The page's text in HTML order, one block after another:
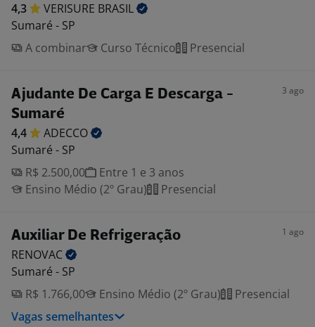
4,3 VERISURE BRASIL
Sumaré - SP
A combinar
Curso Técnico Presencial
Ajudante De Carga E Descarga -
Sumaré
3 ago
4,4
ADECCO
Sumaré - SP
R$ 2.500,00
Entre 1 e 3 anos
Ensino Médio (2º Grau)
Presencial
Auxiliar De Refrigeração 1 ago
RENOVAC
Sumaré - SP
R$ 1.766,00
Ensino Médio (2º Grau)
Presencial
Vagas semelhantes